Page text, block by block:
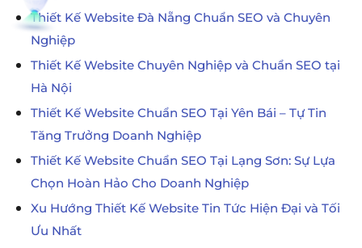
Thiết Kế Website Đà Nẵng Chuẩn SEO và Chuyên
Nghiệp
Thiết Kế Website Chuyên Nghiệp và Chuẩn SEO tại
Hà Nội
Thiết Kế Website Chuẩn SEO Tại Yên Bái – Tự Tin
Tăng Trưởng Doanh Nghiệp
Thiết Kế Website Chuẩn SEO Tại Lạng Sơn: Sự Lựa
Chọn Hoàn Hảo Cho Doanh Nghiệp
Xu Hướng Thiết Kế Website Tin Tức Hiện Đại và Tối
Ưu Nhất